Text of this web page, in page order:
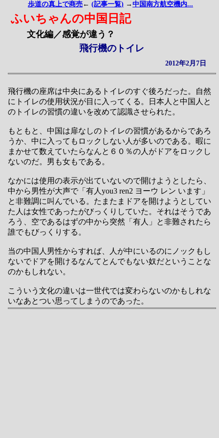
歩道の真上で商売 ← (記事一覧) → 中国南方航空機内...
ふいちゃんの中国日記
文化編／感覚が違う？
飛行機のトイレ
2012年2月7日
飛行機の座席は中央にあるトイレのすぐ後ろだった。自然
にトイレの使用状況が目に入ってくる。日本人と中国人と
のトイレの習慣の違いを改めて認識させられた。
もともと、中国は扉なしのトイレの習慣があるからであろ
うか、中に入ってもロックしない人が多いのである。暇に
まかせて数えていたらなんと６０％の人がドアをロックし
ないのだ。男も女もである。
なかには使用の表示が出ていないので開けようとしたら、
中から男性が大声で「有人you3 ren2 ヨーウ レン います」
と非難調に叫んでいる。たまたまドアを開けようとしてい
た人は女性であったがびっくりしていた。それはそうであ
ろう、空であるはずの中から突然「有人」と非難されたら
誰でもびっくりする。
当の中国人男性からすれば、人が中にいるのにノックもし
ないでドアを開けるなんてとんでもない奴だということな
のかもしれない。
こういう文化の違いは一世代では変わらないのかもしれな
いなあとつい思ってしまうのであった。